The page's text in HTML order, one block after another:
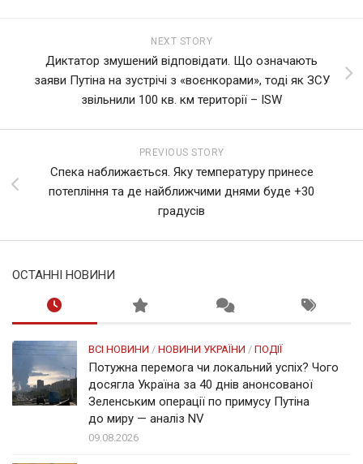
NEXT STORY
Диктатор змушений відповідати. Що означають
заяви Путіна на зустрічі з «воєнкорами», тоді як ЗСУ
звільнили 100 кв. км території – ISW
PREVIOUS STORY
Спека наближається. Яку температуру принесе
потепління та де найближчими днями буде +30
градусів
ОСТАННІ НОВИНИ
ВСІ НОВИНИ / НОВИНИ УКРАЇНИ / ПОДІЇ
Потужна перемога чи локальний успіх? Чого
досягла Україна за 40 днів анонсованої
Зеленським операції по примусу Путіна
до миру — аналіз NV
09.08.2026